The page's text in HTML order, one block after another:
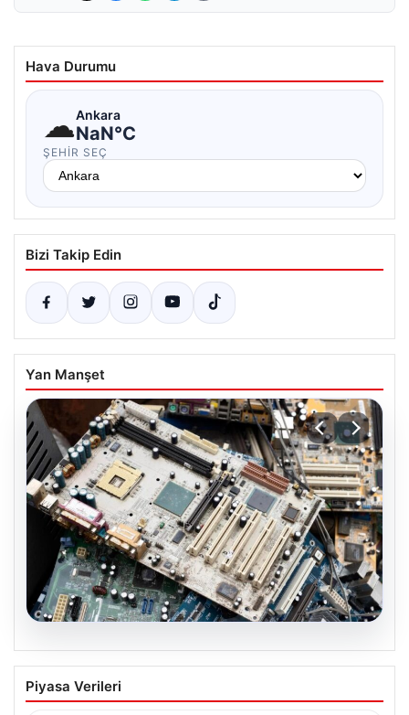
Hava Durumu
☁Ankara
NaN°C
ŞEHIR SEÇ
Bizi Takip Edin
Yan Manşet
08.08.2026
Kurumsal Atık Yönetimi ve Geri
Dönüşüm
Piyasa Verileri